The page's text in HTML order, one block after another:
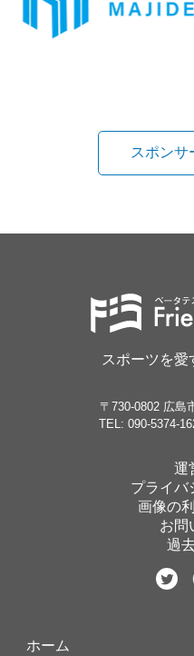
スポンサ
スポーツを愛
〒730-0802 広島
TEL: 090-5374-
運
プライバ
画像の
お問
過
ホーム